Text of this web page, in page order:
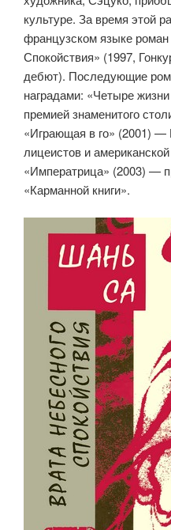
культуре. За время этой
французском языке
Спокойствия» (1997,
дебют). Последующие
наградами: «Четыре
премией знаменитого
«Играющая в го» (2001) —
лицеистов и
«Императрица» (2003) —
«Карманной книги».